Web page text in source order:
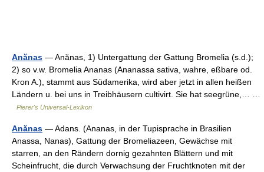
Anănas — Anănas, 1) Untergattung der Gattung Bromelia (s.d.);
2) so v.w. Bromelia Ananas (Ananassa sativa, wahre, eßbare od.
Kron A.), stammt aus Südamerika, wird aber jetzt in allen heißen
Ländern u. bei uns in Treibhäusern cultivirt. Sie hat seegrüne,… …
Pierer's Universal-Lexikon
Anănas — Adans. (Ananas, in der Tupisprache in Brasilien
Anassa, Nanas), Gattung der Bromeliazeen, Gewächse mit
starren, an den Rändern dornig gezahnten Blättern und mit
Scheinfrucht, die durch Verwachsung der Fruchtknoten mit der